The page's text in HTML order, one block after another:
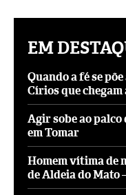
EM
Quando a fé se
Círios que chegam
Agir sobe ao palco
em Tomar
Homem vítima de
de Aldeia do Mato